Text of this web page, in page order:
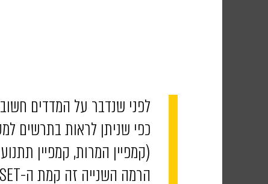
לפני שנדבר על המדדים
(קמפיין המרות, קמפיין